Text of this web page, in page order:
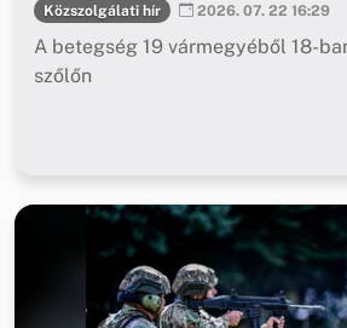
Közszolgálati hír 2026. 07. 22 16:29
A betegség 19 vármegyéből 18-
szőlőn